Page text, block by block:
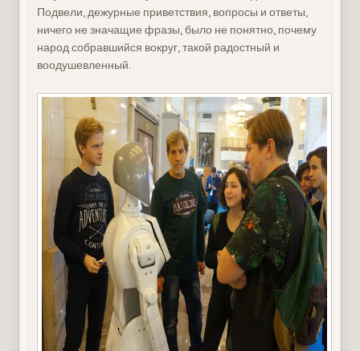
Подвели, дежурные приветствия, вопросы и ответы,
ничего не значащие фразы, было не понятно, почему
народ собравшийся вокруг, такой радостный и
воодушевленный.